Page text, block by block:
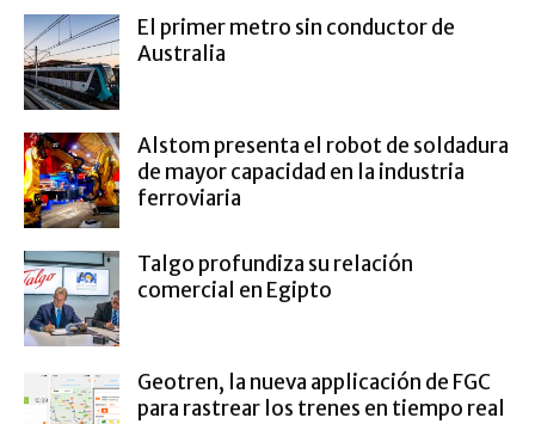
El primer metro sin conductor de
Australia
Alstom presenta el robot de soldadura
de mayor capacidad en la industria
ferroviaria
Talgo profundiza su relación
comercial en Egipto
Geotren, la nueva applicación de FGC
para rastrear los trenes en tiempo real